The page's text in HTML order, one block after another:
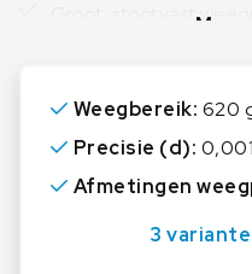
Groot, stootvast
weeggoed en tijd,
172×171×160 mm
Werkbeschermhoes
Meer
Weegbereik: 620
Precisie (d):
Afmetingen
3